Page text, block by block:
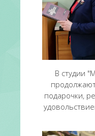
В студии
подарочки,